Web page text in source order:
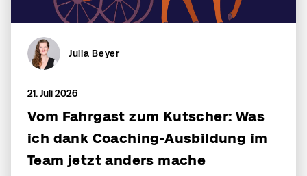
Julia Beyer
21. Juli 2026
Vom Fahrgast zum Kutscher: Was
ich dank Coaching-Ausbildung im
Team jetzt anders mache